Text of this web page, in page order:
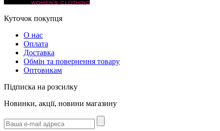
Куточок покупця
О нас
Оплата
Доставка
Обмін та повернення товару
Оптовикам
Підписка на розсилку
Новинки, акції, новини магазину